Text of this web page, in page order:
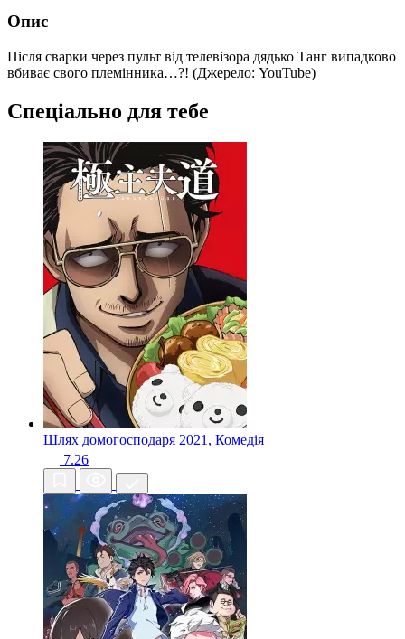
Опис
Після сварки через пульт від телевізора дядько Танг випадково
вбиває свого племінника…?! (Джерело: YouTube)
Спеціально для тебе
Шлях домогосподаря 2021, Комедія
7.26